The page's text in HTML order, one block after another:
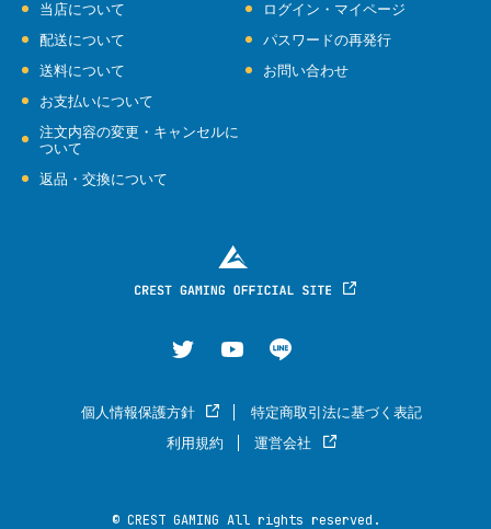
当店について
配送について
送料について
お支払いについて
注文内容の変更・キャンセルに
ついて
返品・交換について
ログイン・マイページ
パスワードの再発行
お問い合わせ
個人情報保護方針
特定商取引法に基づく表記
利用規約
運営会社
© CREST GAMING All rights reserved.